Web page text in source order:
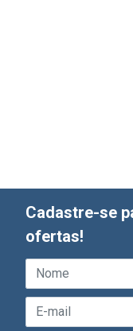
Cadastre-se
ofertas!